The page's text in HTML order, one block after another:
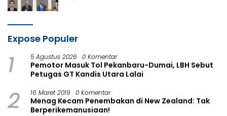
Expose Populer
1 5 Agustus 2026 0 Komentar
Pemotor Masuk Tol Pekanbaru-Dumai, LBH Sebut
Petugas GT Kandis Utara Lalai
2 16 Maret 2019 0 Komentar
Menag Kecam Penembakan di New Zealand: Tak
Berperikemanusiaan!